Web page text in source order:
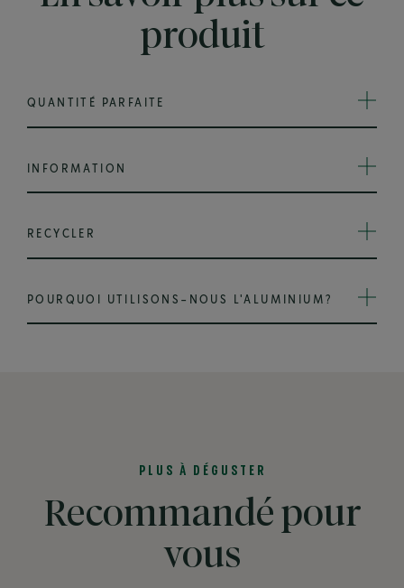
produit
QUANTITÉ PARFAITE
INFORMATION
RECYCLER
POURQUOI UTILISONS-NOUS L'ALUMINIUM?
PLUS À DÉGUSTER
Recommandé pour
vous